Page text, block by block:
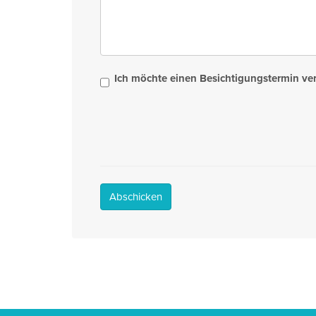
Ich möchte einen Besichtigungstermin
Abschicken